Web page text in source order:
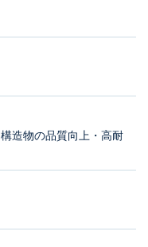
造物の品質向上・高耐